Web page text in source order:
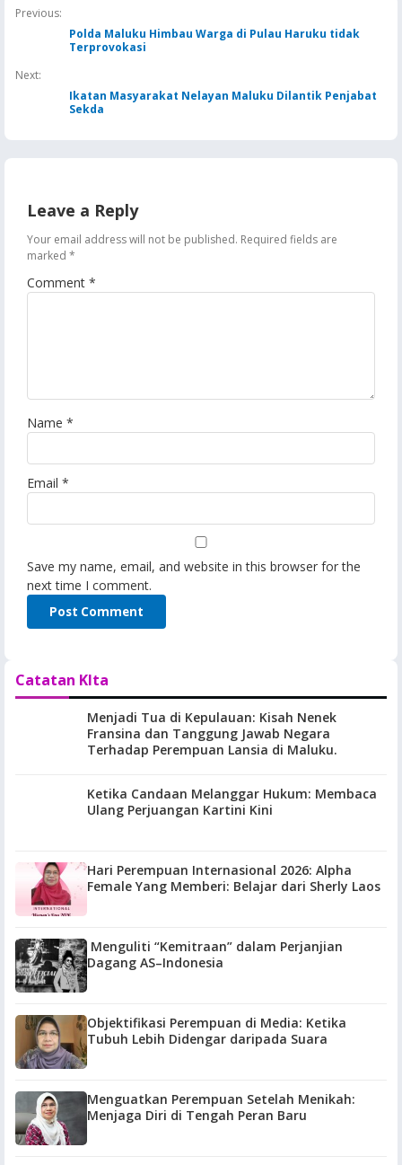
Previous:
Polda Maluku Himbau Warga di Pulau Haruku tidak
Terprovokasi
Next:
Ikatan Masyarakat Nelayan Maluku Dilantik Penjabat
Sekda
Leave a Reply
Your email address will not be published. Required fields are
marked *
Comment *
Name *
Email *
Save my name, email, and website in this browser for the
next time I comment.
Catatan KIta
Menjadi Tua di Kepulauan: Kisah Nenek
Fransina dan Tanggung Jawab Negara
Terhadap Perempuan Lansia di Maluku.
Ketika Candaan Melanggar Hukum: Membaca
Ulang Perjuangan Kartini Kini
Hari Perempuan Internasional 2026: Alpha
Female Yang Memberi: Belajar dari Sherly Laos
Menguliti “Kemitraan” dalam Perjanjian
Dagang AS–Indonesia
Objektifikasi Perempuan di Media: Ketika
Tubuh Lebih Didengar daripada Suara
Menguatkan Perempuan Setelah Menikah:
Menjaga Diri di Tengah Peran Baru